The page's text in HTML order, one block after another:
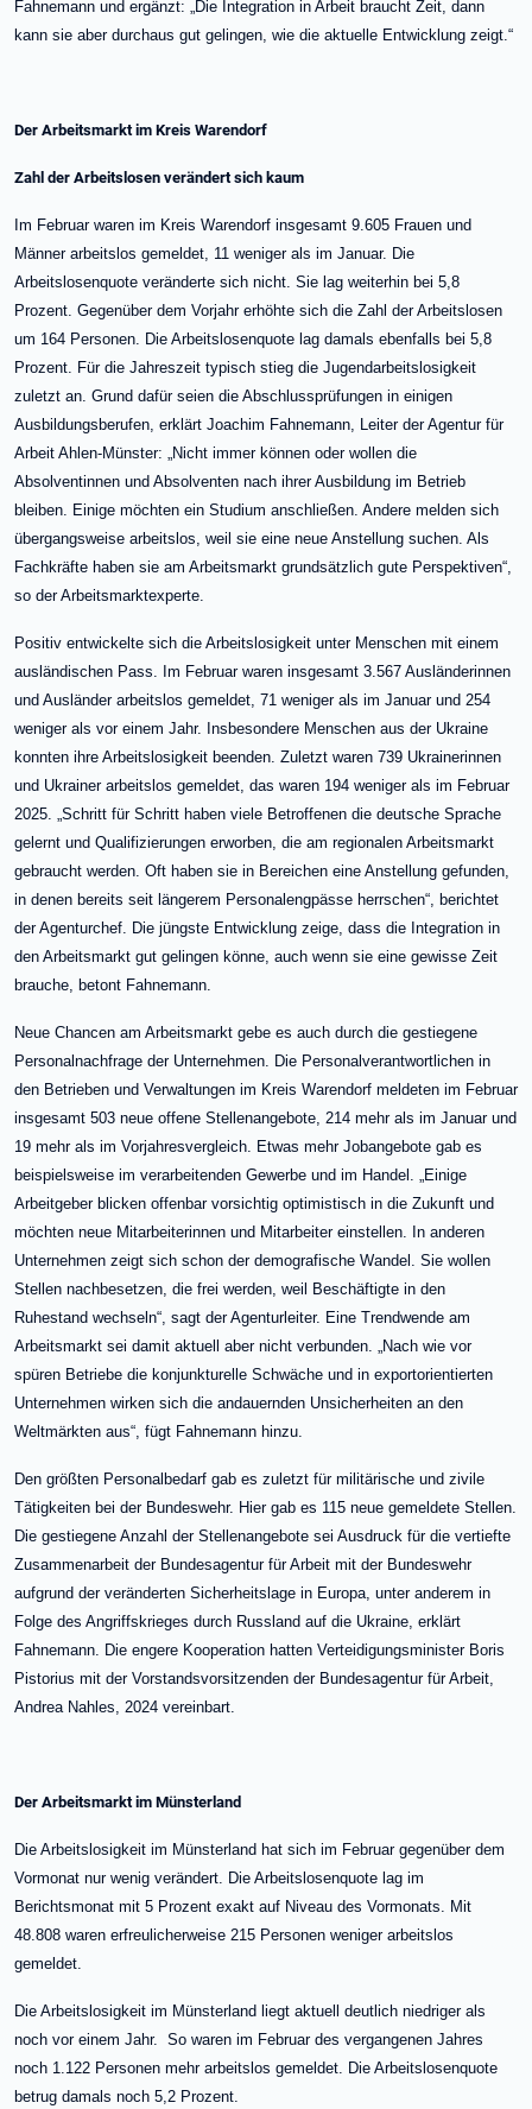
Fahnemann und ergänzt: „Die Integration in Arbeit braucht Zeit, dann
kann sie aber durchaus gut gelingen, wie die aktuelle Entwicklung zeigt.“
Der Arbeitsmarkt im Kreis Warendorf
Zahl der Arbeitslosen verändert sich kaum
Im Februar waren im Kreis Warendorf insgesamt 9.605 Frauen und
Männer arbeitslos gemeldet, 11 weniger als im Januar. Die
Arbeitslosenquote veränderte sich nicht. Sie lag weiterhin bei 5,8
Prozent. Gegenüber dem Vorjahr erhöhte sich die Zahl der Arbeitslosen
um 164 Personen. Die Arbeitslosenquote lag damals ebenfalls bei 5,8
Prozent. Für die Jahreszeit typisch stieg die Jugendarbeitslosigkeit
zuletzt an. Grund dafür seien die Abschlussprüfungen in einigen
Ausbildungsberufen, erklärt Joachim Fahnemann, Leiter der Agentur für
Arbeit Ahlen-Münster: „Nicht immer können oder wollen die
Absolventinnen und Absolventen nach ihrer Ausbildung im Betrieb
bleiben. Einige möchten ein Studium anschließen. Andere melden sich
übergangsweise arbeitslos, weil sie eine neue Anstellung suchen. Als
Fachkräfte haben sie am Arbeitsmarkt grundsätzlich gute Perspektiven“,
so der Arbeitsmarktexperte.
Positiv entwickelte sich die Arbeitslosigkeit unter Menschen mit einem
ausländischen Pass. Im Februar waren insgesamt 3.567 Ausländerinnen
und Ausländer arbeitslos gemeldet, 71 weniger als im Januar und 254
weniger als vor einem Jahr. Insbesondere Menschen aus der Ukraine
konnten ihre Arbeitslosigkeit beenden. Zuletzt waren 739 Ukrainerinnen
und Ukrainer arbeitslos gemeldet, das waren 194 weniger als im Februar
2025. „Schritt für Schritt haben viele Betroffenen die deutsche Sprache
gelernt und Qualifizierungen erworben, die am regionalen Arbeitsmarkt
gebraucht werden. Oft haben sie in Bereichen eine Anstellung gefunden,
in denen bereits seit längerem Personalengpässe herrschen“, berichtet
der Agenturchef. Die jüngste Entwicklung zeige, dass die Integration in
den Arbeitsmarkt gut gelingen könne, auch wenn sie eine gewisse Zeit
brauche, betont Fahnemann.
Neue Chancen am Arbeitsmarkt gebe es auch durch die gestiegene
Personalnachfrage der Unternehmen. Die Personalverantwortlichen in
den Betrieben und Verwaltungen im Kreis Warendorf meldeten im Februar
insgesamt 503 neue offene Stellenangebote, 214 mehr als im Januar und
19 mehr als im Vorjahresvergleich. Etwas mehr Jobangebote gab es
beispielsweise im verarbeitenden Gewerbe und im Handel. „Einige
Arbeitgeber blicken offenbar vorsichtig optimistisch in die Zukunft und
möchten neue Mitarbeiterinnen und Mitarbeiter einstellen. In anderen
Unternehmen zeigt sich schon der demografische Wandel. Sie wollen
Stellen nachbesetzen, die frei werden, weil Beschäftigte in den
Ruhestand wechseln“, sagt der Agenturleiter. Eine Trendwende am
Arbeitsmarkt sei damit aktuell aber nicht verbunden. „Nach wie vor
spüren Betriebe die konjunkturelle Schwäche und in exportorientierten
Unternehmen wirken sich die andauernden Unsicherheiten an den
Weltmärkten aus“, fügt Fahnemann hinzu.
Den größten Personalbedarf gab es zuletzt für militärische und zivile
Tätigkeiten bei der Bundeswehr. Hier gab es 115 neue gemeldete Stellen.
Die gestiegene Anzahl der Stellenangebote sei Ausdruck für die vertiefte
Zusammenarbeit der Bundesagentur für Arbeit mit der Bundeswehr
aufgrund der veränderten Sicherheitslage in Europa, unter anderem in
Folge des Angriffskrieges durch Russland auf die Ukraine, erklärt
Fahnemann. Die engere Kooperation hatten Verteidigungsminister Boris
Pistorius mit der Vorstandsvorsitzenden der Bundesagentur für Arbeit,
Andrea Nahles, 2024 vereinbart.
Der Arbeitsmarkt im Münsterland
Die Arbeitslosigkeit im Münsterland hat sich im Februar gegenüber dem
Vormonat nur wenig verändert. Die Arbeitslosenquote lag im
Berichtsmonat mit 5 Prozent exakt auf Niveau des Vormonats. Mit
48.808 waren erfreulicherweise 215 Personen weniger arbeitslos
gemeldet.
Die Arbeitslosigkeit im Münsterland liegt aktuell deutlich niedriger als
noch vor einem Jahr. So waren im Februar des vergangenen Jahres
noch 1.122 Personen mehr arbeitslos gemeldet. Die Arbeitslosenquote
betrug damals noch 5,2 Prozent.